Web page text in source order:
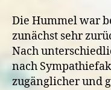
Die Hummel war
zunächst sehr
Nach
nach
zugänglicher und